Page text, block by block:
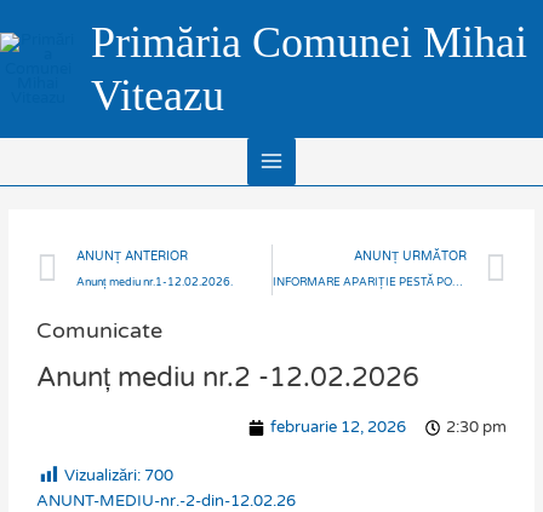
to
Primăria Comunei Mihai
Viteazu
Menu
Prev
ANUNȚ ANTERIOR
Anunț mediu nr.1-12.02.2026.
ANUNȚ URMĂTOR
INFORMARE APARIȚIE PESTĂ PORCINĂ AFRICANĂ LA MISTREȚ – FOND CINEGETIC 15 ȚAGA
Comunicate
Anunț mediu nr.2 -12.02.2026
februarie 12, 2026 2:30 pm
Vizualizări: 700
ANUNT-MEDIU-nr.-2-din-12.02.26